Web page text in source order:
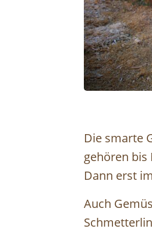
Die smarte
gehören bis
Dann erst
Auch